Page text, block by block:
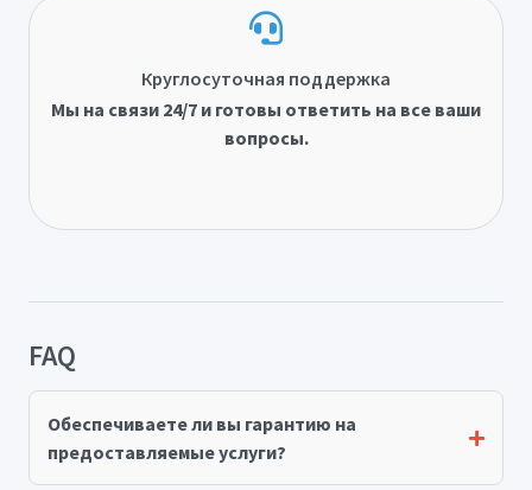
Круглосуточная поддержка
Мы на связи 24/7 и готовы ответить на все ваши
вопросы.
FAQ
Обеспечиваете ли вы гарантию на
предоставляемые услуги?